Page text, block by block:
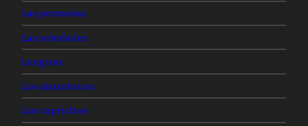
Las promesas
Las soledades
Lenguas
Los abandonos
Los caprichos